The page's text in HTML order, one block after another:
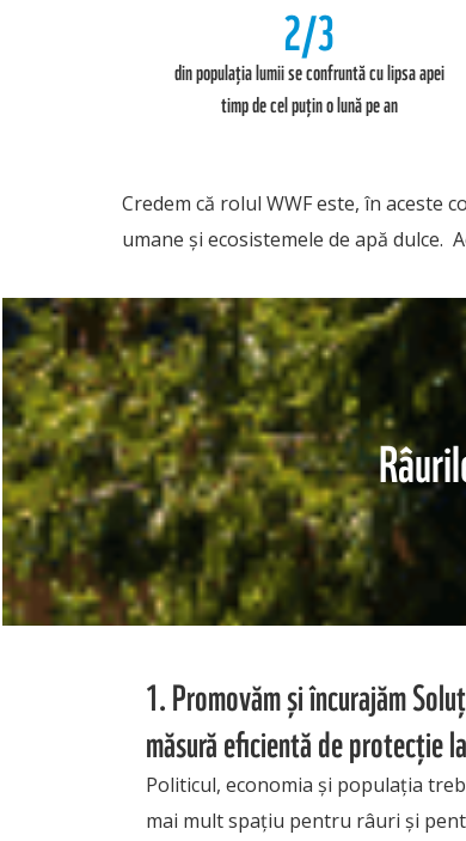
2/3
din populația lumii se confruntă cu lipsa apei
timp de cel puțin o lună pe an
Credem că rolul WWF este, în aceste
umane și ecosistemele de apă
1. Promovăm și încurajăm
măsură eficientă de protecție
Politicul, economia și populația
mai mult spațiu pentru râuri și